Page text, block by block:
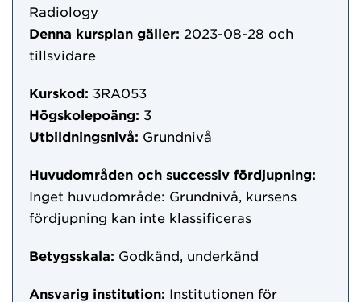
Radiology
Denna kursplan gäller: 2023-08-28 och
tillsvidare
Kurskod: 3RA053
Högskolepoäng: 3
Utbildningsnivå: Grundnivå
Huvudområden och successiv fördjupning:
Inget huvudområde: Grundnivå, kursens
fördjupning kan inte klassificeras
Betygsskala: Godkänd, underkänd
Ansvarig institution: Institutionen för